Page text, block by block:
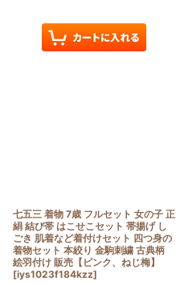
七五三 着物 7歳 フルセット 女の子 正
絹 結び帯 はこせこセット 帯揚げ し
ごき 肌着など着付けセット 四つ身の
着物セット 本絞り 金駒刺繍 古典柄
絵羽付け 販売【ピンク、ねじ梅】
[iys1023f184kzz]